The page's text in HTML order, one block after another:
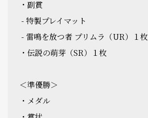
・副賞
- 特製プレイマット
- 雷鳴を放つ者 プリムラ（UR）１枚
・伝説の萌芽（SR）１枚
＜準優勝＞
・メダル